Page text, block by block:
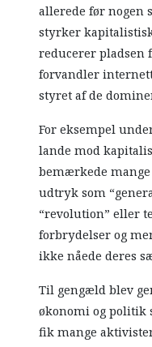
allerede før nogen
styrker
reducerer pladsen
forvandler
styret af de
For eksempel
lande mod
bemærkede
udtryk som
“revolution” eller
forbrydelser og
ikke nåede deres
Til gengæld blev
økonomi og politik
fik mange